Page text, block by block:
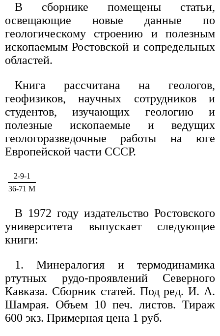
В сборнике помещены статьи,
освещающие новые данные по
геологическому строению и полезным
ископаемым Ростовской и сопредельных
областей.
Книга рассчитана на геологов,
геофизиков, научных сотрудников и
студентов, изучающих геологию и
полезные ископаемые и ведущих
геологоразведочные работы на юге
Европейской части СССР.
2-9-1
36-71 М
В 1972 году издательство Ростовского
университета выпускает следующие
книги:
1. Минералогия и термодинамика
ртутных рудо-проявлений Северного
Кавказа. Сборник статей. Под ред. И. А.
Шамрая. Объем 10 печ. листов. Тираж
600 экз. Примерная цена 1 руб.